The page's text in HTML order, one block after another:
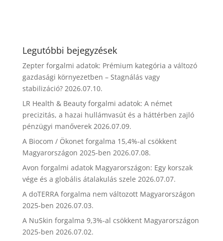
Legutóbbi bejegyzések
Zepter forgalmi adatok: Prémium kategória a változó
gazdasági környezetben – Stagnálás vagy
stabilizáció? 2026.07.10.
LR Health & Beauty forgalmi adatok: A német
precizitás, a hazai hullámvasút és a háttérben zajló
pénzügyi manőverek 2026.07.09.
A Biocom / Ökonet forgalma 15,4%-al csökkent
Magyarországon 2025-ben 2026.07.08.
Avon forgalmi adatok Magyarországon: Egy korszak
vége és a globális átalakulás szele 2026.07.07.
A doTERRA forgalma nem változott Magyarországon
2025-ben 2026.07.03.
A NuSkin forgalma 9,3%-al csökkent Magyarországon
2025-ben 2026.07.02.